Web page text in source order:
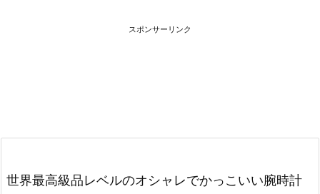
スポンサーリンク
世界最高級品レベルのオシャレでかっこいい腕時計